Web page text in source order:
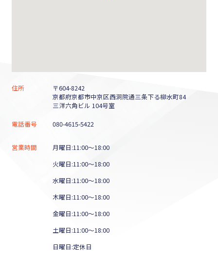
住所
〒604-8242
京都府京都市中京区西洞院通三条下る柳水町84
三洋六角ビル 104号室
電話番号
080-4615-5422
営業時間
月曜日:11:00～18:00
火曜日:11:00～18:00
水曜日:11:00～18:00
木曜日:11:00～18:00
金曜日:11:00～18:00
土曜日:11:00～18:00
日曜日:定休日